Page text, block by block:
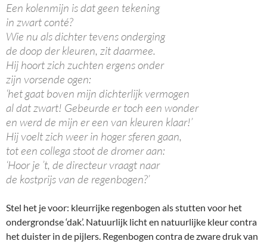
Een kolenmijn is dat geen tekening
in zwart conté?
Wie nu als dichter tevens onderging
de doop der kleuren, zit daarmee.
Hij hoort zich zuchten ergens onder
zijn vorsende ogen:
‘het gaat boven mijn dichterlijk vermogen
al dat zwart! Gebeurde er toch een wonder
en werd de mijn er een van kleuren klaar!’
Hij voelt zich weer in hoger sferen gaan,
tot een collega stoot de dromer aan:
‘Hoor je ’t, de directeur vraagt naar
de kostprijs van de regenbogen?’
Stel het je voor: kleurrijke regenbogen als stutten voor het
ondergrondse ‘dak’. Natuurlijk licht en natuurlijke kleur contra
het duister in de pijlers. Regenbogen contra de zware druk van